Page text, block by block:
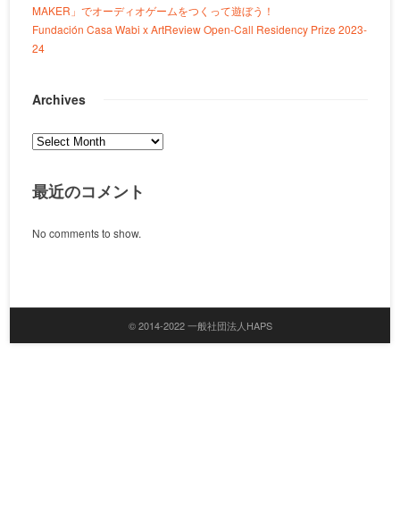
MAKER」でオーディオゲームをつくって遊ぼう！
Fundación Casa Wabi x ArtReview Open-Call Residency Prize 2023-
24
Archives
Archives
最近のコメント
No comments to show.
© 2014-2022 一般社団法人HAPS